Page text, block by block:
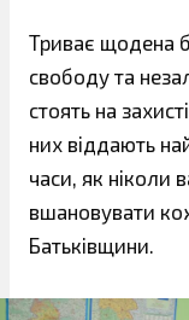
Триває щодена
свободу та
стоять на
них віддають
часи, як ніколи
вшановувати
Батьківщини.